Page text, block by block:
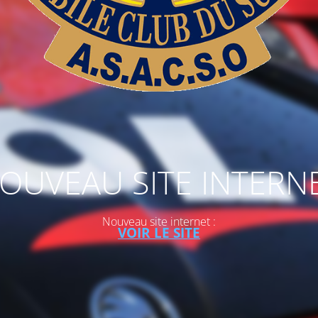
SITE
Nouveau site internet :
VOIR LE SITE